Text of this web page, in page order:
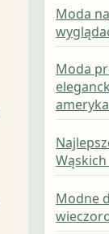
Moda
Moda
Modne